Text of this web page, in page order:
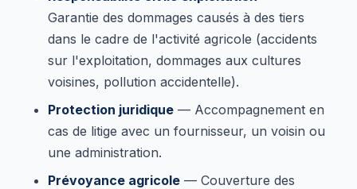
Garantie des dommages causés à des tiers
dans le cadre de l'activité agricole (accidents
sur l'exploitation, dommages aux cultures
voisines, pollution accidentelle).
Protection juridique — Accompagnement en
cas de litige avec un fournisseur, un voisin ou
une administration.
Prévoyance agricole — Couverture des